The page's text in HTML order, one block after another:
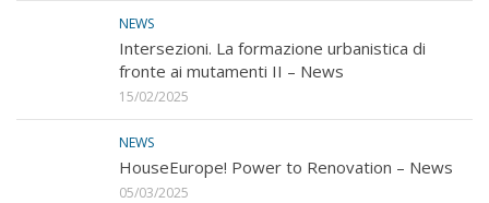
NEWS
Intersezioni. La formazione urbanistica di
fronte ai mutamenti II – News
15/02/2025
NEWS
HouseEurope! Power to Renovation – News
05/03/2025